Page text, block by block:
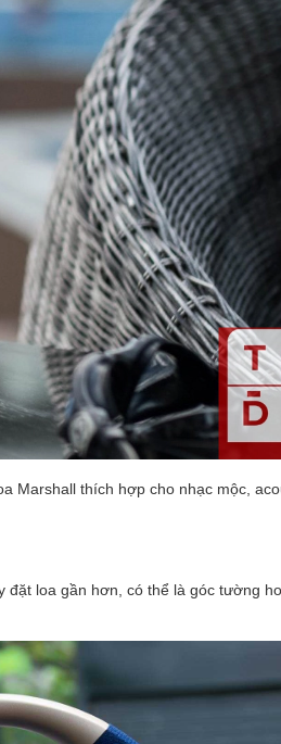
Marshall thích hợp cho nhạc mộc,
loa gần hơn, có thể là góc tường